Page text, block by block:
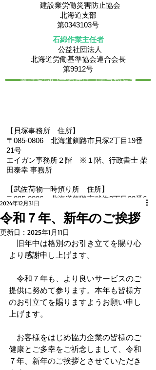
建設業労働災害防止協会
北海道支部
第0343103号
石綿作業主任者
公益社団法人
​北海道労働基準協会連合会長
第9912号
電話お問い合わせはコチラから☚
【貝塚事務所 住所】
〒085-0806 北海道釧路市貝塚2丁目19番
21号
エイガン事務所２階
※１階、 行政書士 柴
田泰幸 事務所
【武佐荷物一時預り所 住所】
〒085-0806 北海道釧路市武佐2丁目22番6
【電 話・FAX】 ０１５４－３５－０９８７
【メール】 eigan@ab.auone-net.jp
【営業時間】 ９：００～１８：００
【定休日】 日曜､祝日
【氏名又は名称】早坂昭平
メールお問い合わせはコチラから ☚
令和７年、新年のご挨拶
2024年12月31日
更新日： 2025年1月11日
旧年中は格別のお引き立てを賜り心
より感謝申し上げます。
令和７年も、より良いサービスのご
提供に努めて参ります。本年も皆様方
のお引立てを賜りますようお願い申し
上げます。
お客様をはじめ協力企業の皆様のご
健康とご多幸をご祈念しまして、令和
７年、新年のご挨拶とさせていただき